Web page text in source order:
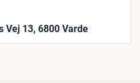
Vej 13, 6800 Varde